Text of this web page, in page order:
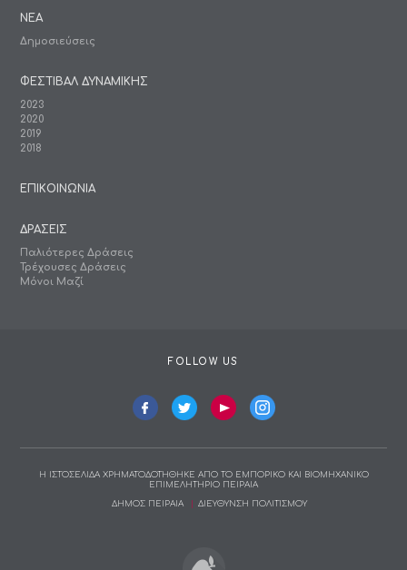
ΝΕΑ
Δημοσιεύσεις
ΦΕΣΤΙΒΑΛ ΔΥΝΑΜΙΚΗΣ
2023
2020
2019
2018
ΕΠΙΚΟΙΝΩΝΙΑ
ΔΡΑΣΕΙΣ
Παλιότερες Δράσεις
Τρέχουσες Δράσεις
Μόνοι Μαζί
FOLLOW US
Η ΙΣΤΟΣΕΛΙΔΑ ΧΡΗΜΑΤΟΔΟΤΗΘΗΚΕ ΑΠΟ ΤΟ ΕΜΠΟΡΙΚΟ ΚΑΙ ΒΙΟΜΗΧΑΝΙΚΟ
ΕΠΙΜΕΛΗΤΗΡΙΟ ΠΕΙΡΑΙΑ
ΔΗΜΟΣ ΠΕΙΡΑΙΑ ΔΙΕΥΘΥΝΣΗ ΠΟΛΙΤΙΣΜΟΥ